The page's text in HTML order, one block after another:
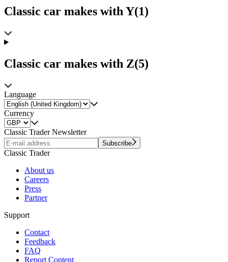
Classic car makes with Y(1)
Classic car makes with Z(5)
Language
Currency
Classic Trader Newsletter
Subscribe
Classic Trader
About us
Careers
Press
Partner
Support
Contact
Feedback
FAQ
Report Content